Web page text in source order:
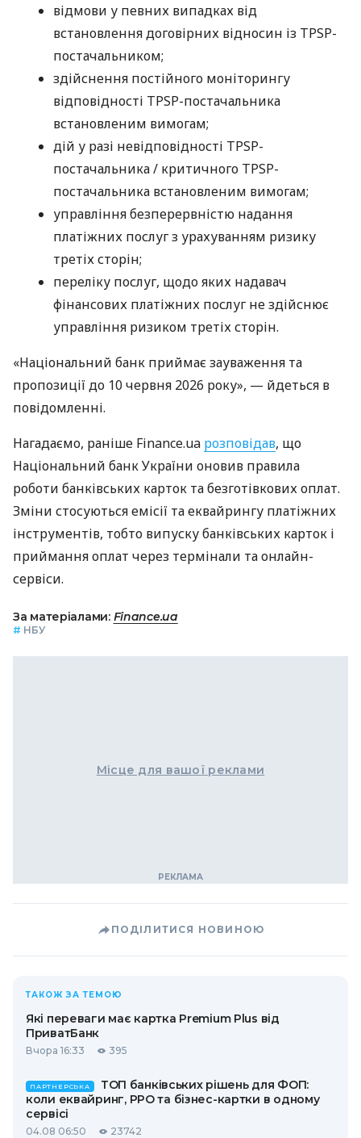
відмови у певних випадках від
встановлення договірних відносин із TPSP-
постачальником;
здійснення постійного моніторингу
відповідності TPSP-постачальника
встановленим вимогам;
дій у разі невідповідності TPSP-
постачальника / критичного TPSP-
постачальника встановленим вимогам;
управління безперервністю надання
платіжних послуг з урахуванням ризику
третіх сторін;
переліку послуг, щодо яких надавач
фінансових платіжних послуг не здійснює
управління ризиком третіх сторін.
«Національний банк приймає зауваження та
пропозиції до 10 червня 2026 року», — йдеться в
повідомленні.
Нагадаємо, раніше Finance.ua розповідав, що
Національний банк України оновив правила
роботи банківських карток та безготівкових оплат.
Зміни стосуються емісії та еквайрингу платіжних
інструментів, тобто випуску банківських карток і
приймання оплат через термінали та онлайн-
сервіси.
За матеріалами: Finance.ua
# НБУ
Місце для вашої реклами
ПОДІЛИТИСЯ НОВИНОЮ
ТАКОЖ ЗА ТЕМОЮ
Які переваги має картка Premium Plus від
ПриватБанк
Вчора 16:33 395
ПАРТНЕРСЬКА
ТОП банківських рішень для ФОП:
коли еквайринг, РРО та бізнес-картки в одному
сервісі
04.08 06:50 23742